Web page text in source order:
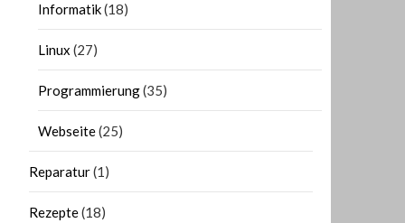
Informatik(18)
Linux (27)
Programmierung(35)
Webseite(25)
Reparatur(1)
Rezepte(18)